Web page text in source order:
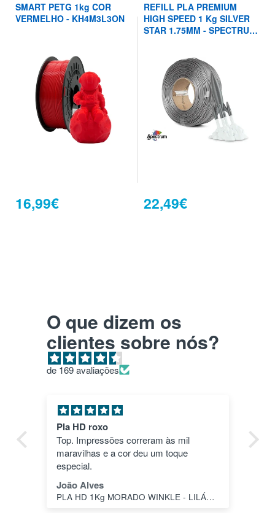
SMART PETG 1kg COR
VERMELHO - KH4M3L3ON
16,99€
REFILL PLA PREMIUM
HIGH SPEED 1 Kg SILVER
STAR 1.75MM - SPECTRUM
22,49€
O que dizem os
clientes sobre nós?
de 169 avaliações
Pla HD roxo
Top. Impressões correram às mil
maravilhas e a cor deu um toque
especial.
João Alves
PLA HD 1Kg MORADO WINKLE - LILÁS – WINKLE